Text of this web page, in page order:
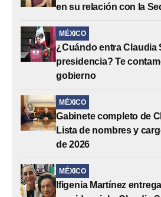
en su relación con la
MÉXICO
¿Cuándo entra Claudia
presidencia? Te
gobierno
MÉXICO
Gabinete completo de
Lista de nombres y
de 2026
MÉXICO
Ifigenia Martínez